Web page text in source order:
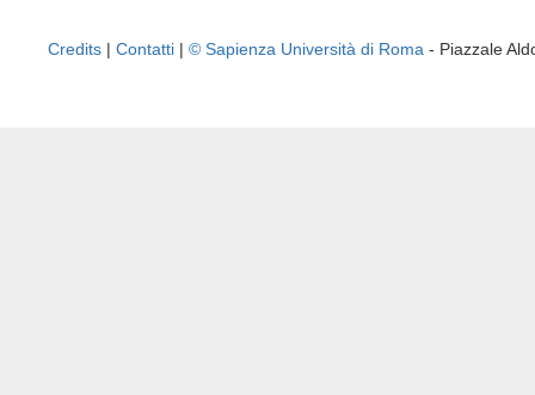
Credits | Contatti | © Sapienza Università di Roma - Piazzale